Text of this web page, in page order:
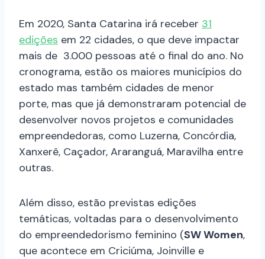
Em 2020, Santa Catarina irá receber 31
edições em 22 cidades, o que deve impactar
mais de 3.000 pessoas até o final do ano. No
cronograma, estão os maiores municípios do
estado mas também cidades de menor
porte, mas que já demonstraram potencial de
desenvolver novos projetos e comunidades
empreendedoras, como Luzerna, Concórdia,
Xanxerê, Caçador, Araranguá, Maravilha entre
outras.
Além disso, estão previstas edições
temáticas, voltadas para o desenvolvimento
do empreendedorismo feminino (SW Women,
que acontece em Criciúma, Joinville e